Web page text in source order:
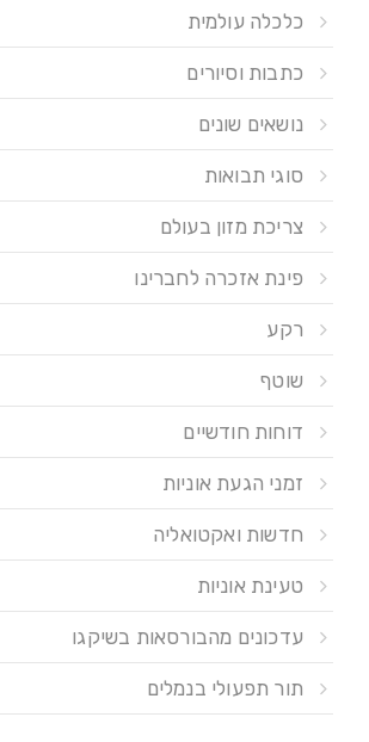
כלכלה עולמית
כתבות וסיורים
נושאים שונים
סוגי תבואות
צריכת מזון בעולם
פינת אזכרה לחברינו
רקע
שוטף
דוחות חודשיים
זמני הגעת אוניות
חדשות ואקטואליה
טעינת אוניות
עדכונים מהבורסאות בשיקגו
תור תפעולי בנמלים